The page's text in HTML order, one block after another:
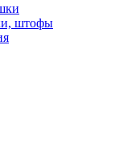
штофы